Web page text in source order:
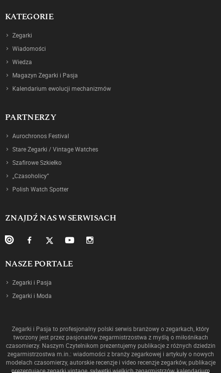
KATEGORIE
Zegarki
Wiadomości
Wiedza
Magazyn Zegarki i Pasja
Kalendarium ewolucji mechanizmów
PARTNERZY
Aurochronos Festival
Stare Zegarki / Vintage Watches
Szafirowe Szkiełko
„Czasoholicy”
Polish Watch Spotter
ZNAJDŹ NAS W SERWISACH
NASZE PORTALE
Zegarki i Pasja
Zegarki i Moda
Zegarki i Pasja to profesjonalny polski serwis branżowy o zegarkach, który
tworzony jest przez pasjonatów zegarmistrzostwa z myślą o miłośnikach
czasomierzy. Naszym Czytelnikom prezentujemy publikacje z różnych dziedzin
zegarmistrzostwa m.in.: wiadomości z branży zegarkowej i artykuły o nowych
modelach czasomierzy, autorskie recenzje i video recenzje zegarków, publikacje
prezentujące zegarki vintage, sylwetki wielkich zegarmistrzów, kalendarium